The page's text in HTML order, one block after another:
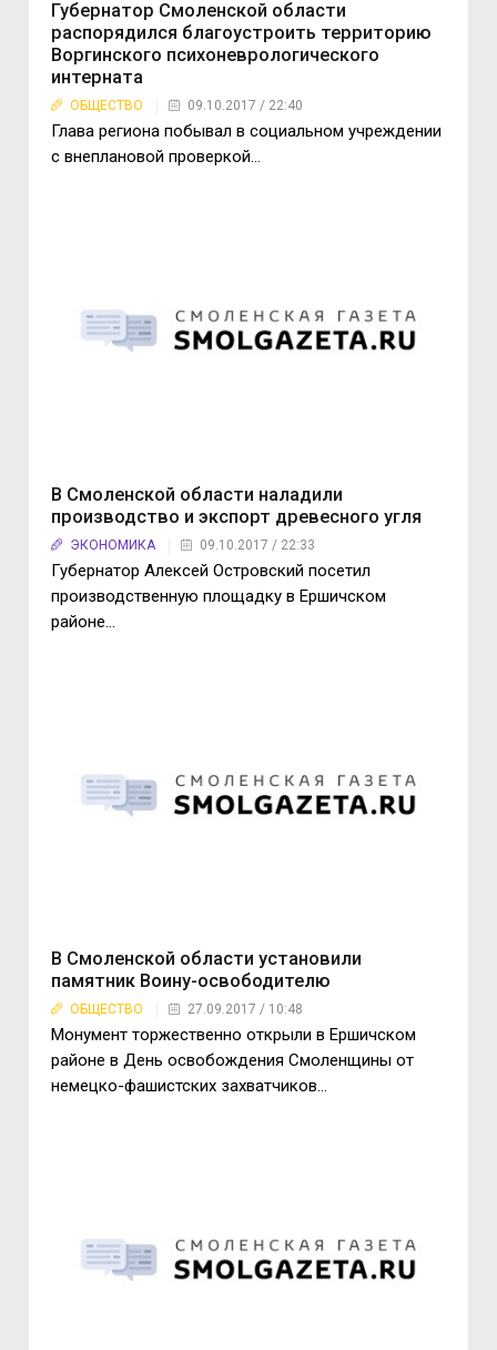
Губернатор Смоленской области
распорядился благоустроить территорию
Воргинского психоневрологического
интерната
ОБЩЕСТВО 09.10.2017 / 22:40
Глава региона побывал в социальном учреждении
с внеплановой проверкой…
В Смоленской области наладили
производство и экспорт древесного угля
ЭКОНОМИКА 09.10.2017 / 22:33
Губернатор Алексей Островский посетил
производственную площадку в Ершичском
районе…
В Смоленской области установили
памятник Воину-освободителю
ОБЩЕСТВО 27.09.2017 / 10:48
Монумент торжественно открыли в Ершичском
районе в День освобождения Смоленщины от
немецко-фашистских захватчиков…